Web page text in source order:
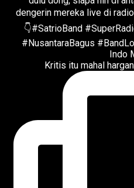
Kritis itu mahal